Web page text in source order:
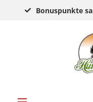
Bonuspunkte